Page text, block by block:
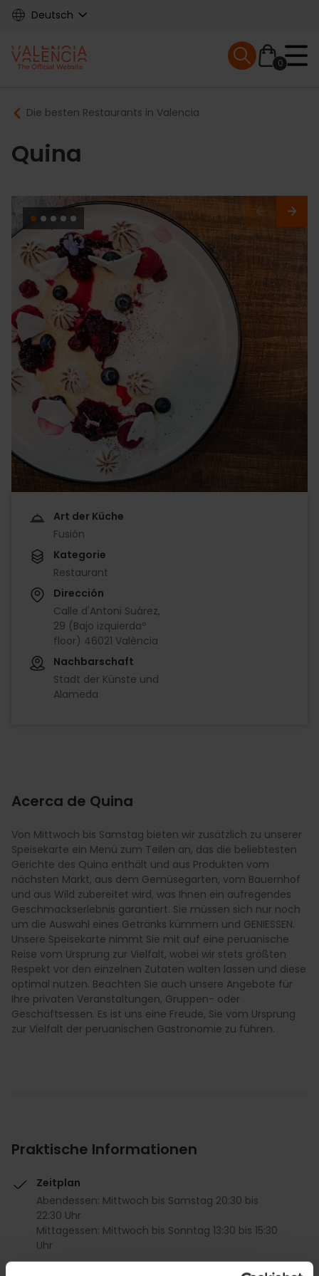
Skip
content
Deutsch
Main
navigation
0
Mobile menu
Breadcrumb
Die besten Restaurants in Valencia
Quina
Art der Küche
Fusión
Kategorie
Restaurant
Dirección
Calle d'Antoni Suárez,
29 (Bajo izquierdaº
floor) 46021 València
Nachbarschaft
Stadt der Künste und
Alameda
Acerca de Quina
Von Mittwoch bis Samstag bieten wir zusätzlich zu unserer
Speisekarte ein Menü zum Teilen an, das die beliebtesten
Gerichte des Quina enthält und aus Produkten vom
nächsten Markt, aus dem Gemüsegarten, vom Bauernhof
und aus Wild zubereitet wird, was Ihnen ein aufregendes
Geschmackserlebnis garantiert. Sie müssen sich nur noch
um die Auswahl eines Getränks kümmern und GENIESSEN.
Unsere Speisekarte nimmt Sie mit auf eine peruanische
Reise vom Ursprung zur Vielfalt, wobei wir stets größten
Respekt vor den einzelnen Zutaten walten lassen und diese
optimal nutzen. Beachten Sie auch unsere Angebote für
Ihre privaten Veranstaltungen, Gruppen- oder
Geschäftsessen. Es ist uns eine Freude, Sie vom Ursprung
zur Vielfalt der peruanischen Gastronomie zu führen.
Praktische Informationen
Zeitplan
Abendessen: Mittwoch bis Samstag 20:30 bis
22:30 Uhr
Mittagessen: Mittwoch bis Sonntag 13:30 bis 15:30
Uhr